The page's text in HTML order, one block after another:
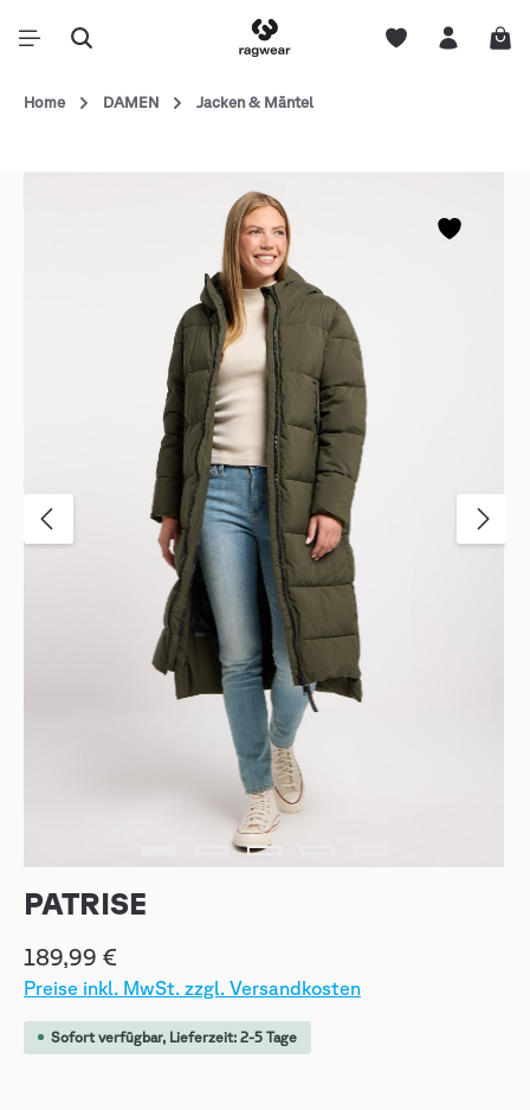
Home DAMEN Jacken & Mäntel
PATRISE
189,99 €
Preise inkl. MwSt. zzgl. Versandkosten
Sofort verfügbar, Lieferzeit: 2-5 Tage